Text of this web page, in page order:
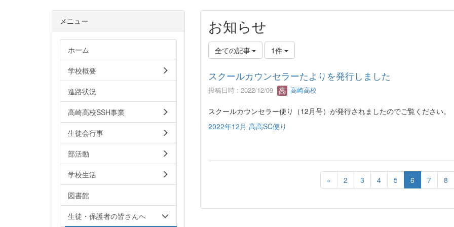
お知らせ
全ての記事 1件
スクールカウンセラーたよりを発行しました
投稿日時 : 2022/12/09 高崎高校
スクールカウンセラー便り（12月号）が発行されましたのでご覧ください。
2022年12月 高高SC便り
« 2 3 4 5 6 7 8
メニュー
ホーム
学校概要
進路状況
高崎高校SSH事業
生徒会行事
部活動
学校生活
図書館
生徒・保護者の皆さんへ